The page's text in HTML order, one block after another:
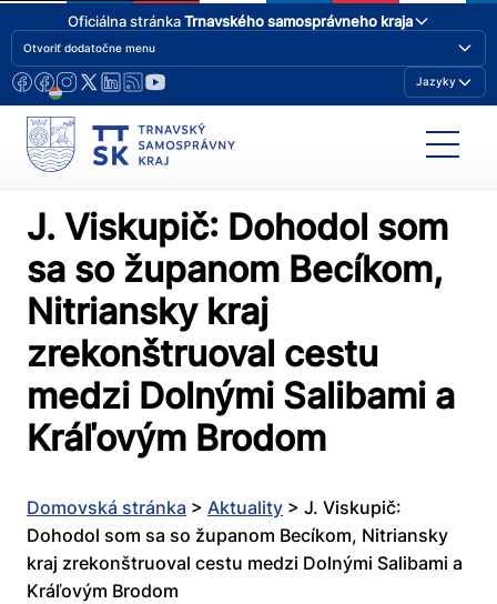
Oficiálna stránkaTrnavského samosprávneho kraja
Otvoriť dodatočne menu
Jazyky
J. Viskupič: Dohodol som
sa so županom Becíkom,
Nitriansky kraj
zrekonštruoval cestu
medzi Dolnými Salibami a
Kráľovým Brodom
Domovská stránka > Aktuality > J. Viskupič:
Dohodol som sa so županom Becíkom, Nitriansky
kraj zrekonštruoval cestu medzi Dolnými Salibami a
Kráľovým Brodom